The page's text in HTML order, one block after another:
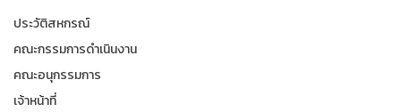
ประวัติสหกรณ์
คณะกรรมการดำเนินงาน
คณะอนุกรรมการ
เจ้าหน้าที่